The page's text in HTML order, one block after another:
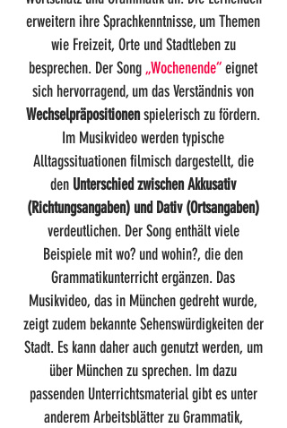
erweitern ihre Sprachkenntnisse, um Themen
wie Freizeit, Orte und Stadtleben zu
besprechen. Der Song„Wochenende“eignet
sich hervorragend, um das Verständnis von
Wechselpräpositionenspielerisch zu fördern.
Im Musikvideo werden typische
Alltagssituationen filmisch dargestellt, die
den Unterschied zwischen Akkusativ
(Richtungsangaben) und Dativ (Ortsangaben)
verdeutlichen. Der Song enthält viele
Beispiele mit wo? und wohin?, die den
Grammatikunterricht ergänzen. Das
Musikvideo, das in München gedreht wurde,
zeigt zudem bekannte Sehenswürdigkeiten der
Stadt. Es kann daher auch genutzt werden, um
über München zu sprechen. Im dazu
passenden Unterrichtsmaterial gibt es unter
anderem Arbeitsblätter zu Grammatik,